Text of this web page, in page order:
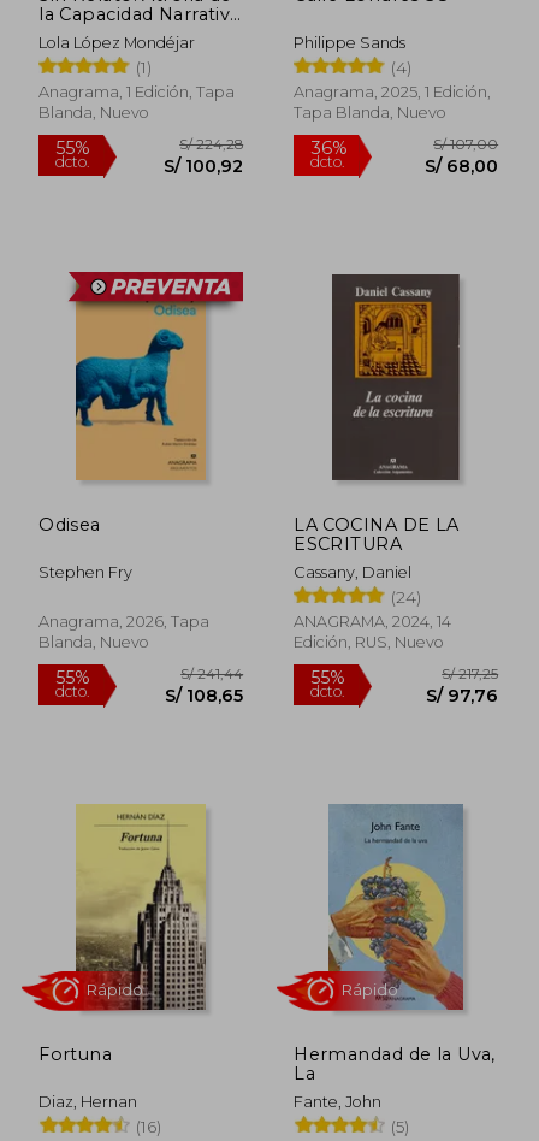
10%
dcto.
Rápido
10%
dcto.
Rápido
la Capacidad Narrativa
y Crisis de la
Subjetividad
Lola López Mondéjar
(1)
Anagrama, 1 Edición, Tapa
Blanda, Nuevo
55%
dcto.
S/ 224,28
S/ 100,92
Philippe Sands
(4)
Anagrama, 2025, 1 Edición,
Tapa Blanda, Nuevo
36%
dcto.
Odisea
Stephen Fry
Anagrama, 2026, Tapa
Blanda, Nuevo
LA COCINA DE LA
ESCRITURA
Cassany, Daniel
(24)
ANAGRAMA, 2024, 14
Edición, RUS, Nuevo
Fortuna
Diaz, Hernan
(16)
Hermandad de la Uva,
La
Fante, John
(5)